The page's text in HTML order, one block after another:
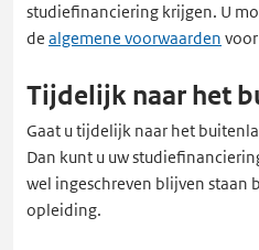
studiefinanciering krijgen. U
de algemene voorwaarden
Tijdelijk naar het
Gaat u tijdelijk naar het
Dan kunt u uw
wel ingeschreven blijven staan
opleiding.